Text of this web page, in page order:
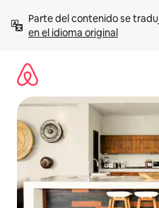
contenido
Parte del contenido se
en el idioma original